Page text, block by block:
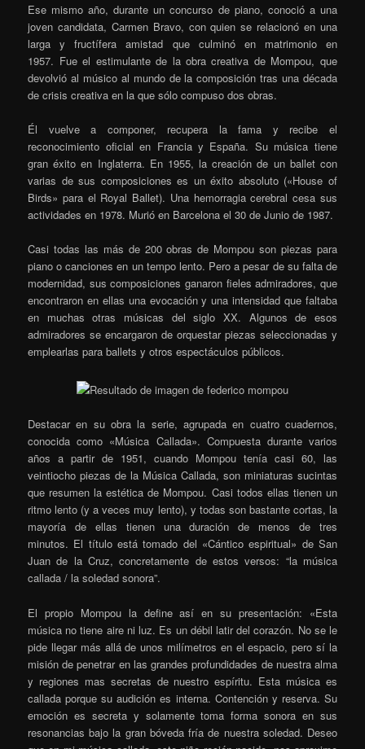
Ese mismo año, durante un concurso de piano, conoció a una
joven candidata, Carmen Bravo, con quien se relacionó en una
larga y fructífera amistad que culminó en matrimonio en
1957. Fue el estimulante de la obra creativa de Mompou, que
devolvió al músico al mundo de la composición tras una década
de crisis creativa en la que sólo compuso dos obras.
Él vuelve a componer, recupera la fama y recibe el
reconocimiento oficial en Francia y España. Su música tiene
gran éxito en Inglaterra. En 1955, la creación de un ballet con
varias de sus composiciones es un éxito absoluto («House of
Birds» para el Royal Ballet). Una hemorragia cerebral cesa sus
actividades en 1978. Murió en Barcelona el 30 de Junio de 1987.
Casi todas las más de 200 obras de Mompou son piezas para
piano o canciones en un tempo lento. Pero a pesar de su falta de
modernidad, sus composiciones ganaron fieles admiradores, que
encontraron en ellas una evocación y una intensidad que faltaba
en muchas otras músicas del siglo XX. Algunos de esos
admiradores se encargaron de orquestar piezas seleccionadas y
emplearlas para ballets y otros espectáculos públicos.
Destacar en su obra la serie, agrupada en cuatro cuadernos,
conocida como «Música Callada». Compuesta durante varios
años a partir de 1951, cuando Mompou tenía casi 60, las
veintiocho piezas de la Música Callada, son miniaturas sucintas
que resumen la estética de Mompou. Casi todos ellas tienen un
ritmo lento (y a veces muy lento), y todas son bastante cortas, la
mayoría de ellas tienen una duración de menos de tres
minutos. El título está tomado del «Cántico espiritual» de San
Juan de la Cruz, concretamente de estos versos: “la música
callada / la soledad sonora”.
El propio Mompou la define así en su presentación: «Esta
música no tiene aire ni luz. Es un débil latir del corazón. No se le
pide llegar más allá de unos milímetros en el espacio, pero sí la
misión de penetrar en las grandes profundidades de nuestra alma
y regiones mas secretas de nuestro espíritu. Esta música es
callada porque su audición es interna. Contención y reserva. Su
emoción es secreta y solamente toma forma sonora en sus
resonancias bajo la gran bóveda fría de nuestra soledad. Deseo